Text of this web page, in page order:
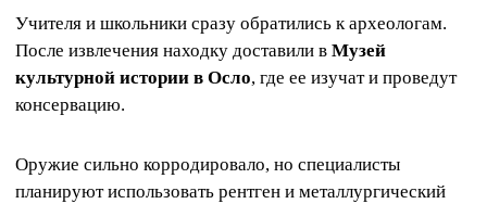
Учителя и школьники сразу обратились к археологам.
После извлечения находку доставили в Музей
культурной истории в Осло, где ее изучат и проведут
консервацию.
Оружие сильно корродировало, но специалисты
планируют использовать рентген и металлургический